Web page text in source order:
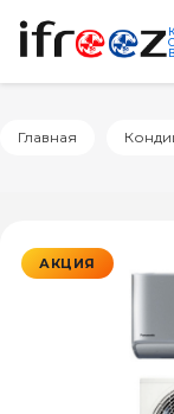
Главная
АКЦИЯ